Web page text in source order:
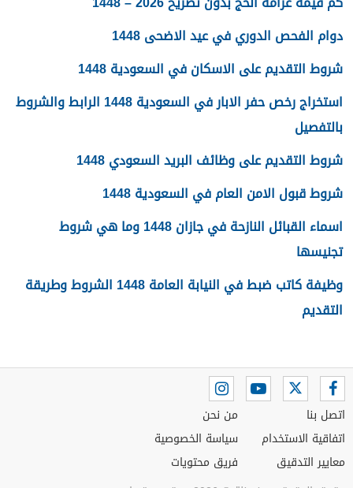
دوام الفحص الدوري في عيد الاضحى 1448
شروط التقديم على الاسكان في السعودية 1448
استخراج رخص حفر الابار في السعودية 1448 الرابط والشروط
بالتفصيل
شروط التقديم على وظائف البريد السعودي 1448
شروط قبول الامن العام في السعودية 1448
اسماء القبائل النازحة في جازان 1448 وما هي شروط
تجنيسها
وظيفة كاتب ضبط في النيابة العامة 1448 الشروط وطريقة
التقديم
اتصل بنا
اتفاقية الاستخدام
معايير التدقيق
من نحن
سياسة الخصوصية
فريق محتويات